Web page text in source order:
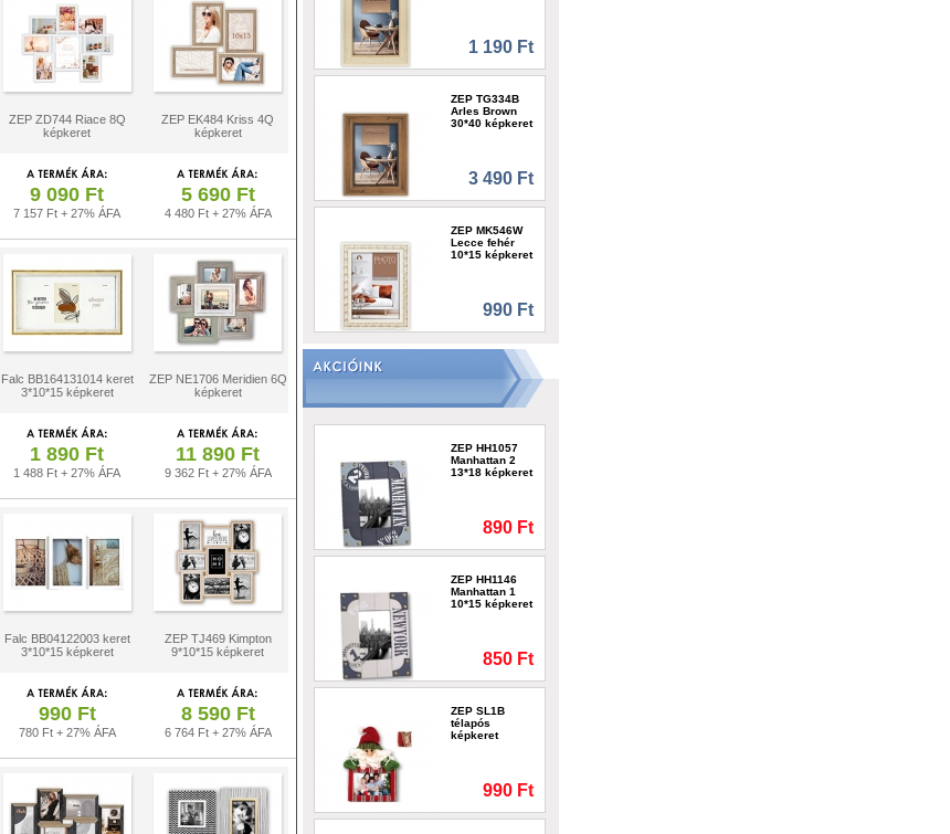
ZEP ZD744 Riace 8Q
képkeret
ZEP EK484 Kriss 4Q
képkeret
9 090 Ft
7 157 Ft + 27% ÁFA
5 690 Ft
4 480 Ft + 27% ÁFA
Falc BB164131014 keret
3*10*15 képkeret
ZEP NE1706 Meridien 6Q
képkeret
1 890 Ft
1 488 Ft + 27% ÁFA
11 890 Ft
9 362 Ft + 27% ÁFA
Falc BB04122003 keret
3*10*15 képkeret
ZEP TJ469 Kimpton
9*10*15 képkeret
990 Ft
780 Ft + 27% ÁFA
8 590 Ft
6 764 Ft + 27% ÁFA
1 190 Ft
ZEP TG334B
Arles Brown
30*40 képkeret
3 490 Ft
ZEP MK546W
Lecce fehér
10*15 képkeret
990 Ft
ZEP HH1057
Manhattan 2
13*18 képkeret
890 Ft
ZEP HH1146
Manhattan 1
10*15 képkeret
850 Ft
ZEP SL1B
télapós
képkeret
990 Ft